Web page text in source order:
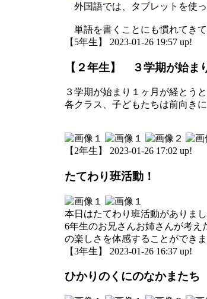
外国語では、タブレットを使
単語を書くことにも慣れてき
【5年生】 2023-01-26 19:57 up!
【２年生】 ３学期が始ま
３学期が始まり１ヶ月が経とうと
各クラス、子どもたちは前向き
【2年生】 2023-01-26 17:02 up!
たてわり班活動！
本日はたてわり班活動がありまし
6年生のお兄さんお姉さんが考
の楽しさを体感することができま
【3年生】 2023-01-26 16:37 up!
ひかりのくにのなかまたち